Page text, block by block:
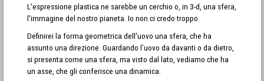
L'espressione plastica ne sarebbe un cerchio o, in 3-d, una sfera,
l'immagine del nostro pianeta. Io non ci credo troppo.
Definirei la forma geometrica dell'uovo una sfera, che ha
assunto una direzione. Guardando l’uovo da davanti o da dietro,
si presenta come una sfera, ma visto dal lato, vediamo che ha
un asse, che gli conferisce una dinamica.